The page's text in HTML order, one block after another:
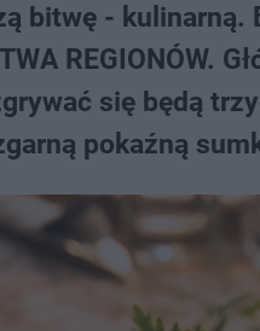
bitwę - kulinarną.
REGIONÓW.
się będą
pokaźną